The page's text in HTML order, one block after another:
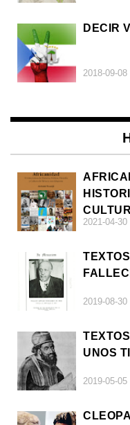
DECIR
2018-09-08
2021-04-30
2019-08-30
UNOS
2019-05-05